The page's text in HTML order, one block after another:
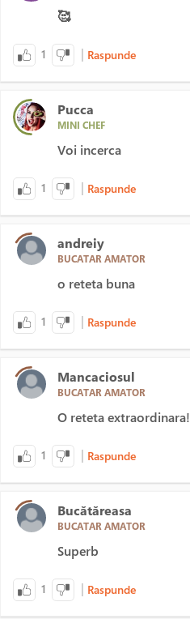
🥰
1 | Raspunde
Pucca
MINI CHEF
Voi incerca
1 | Raspunde
andreiy
BUCATAR AMATOR
o reteta buna
1 | Raspunde
Mancaciosul
BUCATAR AMATOR
O reteta extraordinara!
1 | Raspunde
Bucătăreasa
BUCATAR AMATOR
Superb
1 | Raspunde